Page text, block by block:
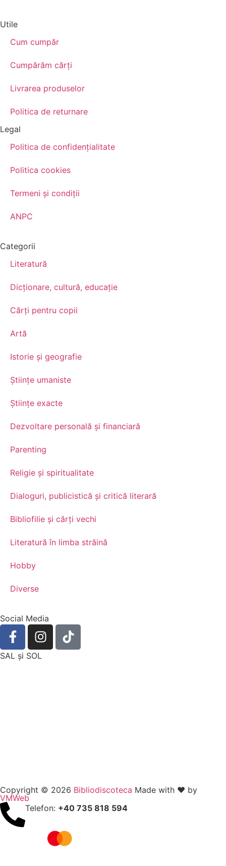
Utile
Cum cumpăr
Cumpărăm cărţi
Livrarea produselor
Politica de returnare
Legal
Politica de confidenţialitate
Politica cookies
Termeni şi condiţii
ANPC
Categorii
Literatură
Dicționare, cultură, educație
Cărți pentru copii
Artă
Istorie și geografie
Științe umaniste
Științe exacte
Dezvoltare personală şi financiară
Parenting
Religie și spiritualitate
Dialoguri, publicistică și critică literară
Bibliofilie și cărți vechi
Literatură în limba străină
Hobby
Diverse
Social Media
SAL şi SOL
Copyright © 2026 Bibliodiscoteca Made with ❤️ by
VMWeb
Telefon: +40 735 818 594